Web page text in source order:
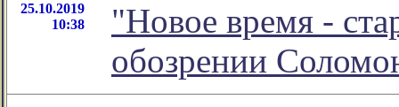
25.10.2019
10:38
"Новое время -
обозрении